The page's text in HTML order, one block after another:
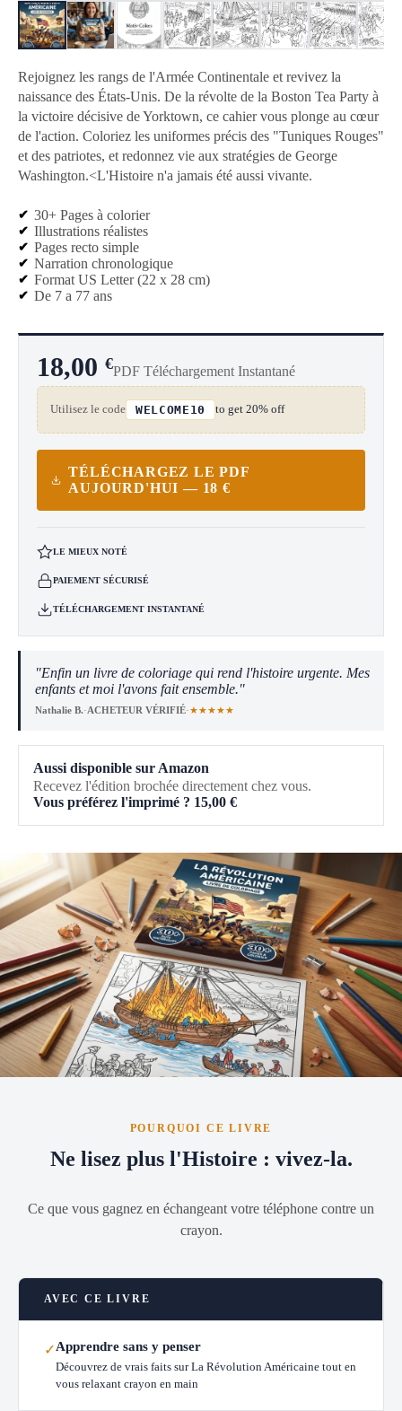
Rejoignez les rangs de l'Armée Continentale et revivez la
naissance des États-Unis. De la révolte de la Boston Tea Party à
la victoire décisive de Yorktown, ce cahier vous plonge au cœur
de l'action. Coloriez les uniformes précis des "Tuniques Rouges"
et des patriotes, et redonnez vie aux stratégies de George
Washington.<L'Histoire n'a jamais été aussi vivante.
30+ Pages à colorier
Illustrations réalistes
Pages recto simple
Narration chronologique
Format US Letter (22 x 28 cm)
De 7 a 77 ans
18,00 €PDF Téléchargement Instantané
Utilisez le code WELCOME10 to get 20% off
TÉLÉCHARGEZ LE PDF
AUJOURD'HUI — 18 €
LE MIEUX NOTÉ
PAIEMENT SÉCURISÉ
TÉLÉCHARGEMENT INSTANTANÉ
"Enfin un livre de coloriage qui rend l'histoire urgente. Mes
enfants et moi l'avons fait ensemble."
Nathalie B.·ACHETEUR VÉRIFIÉ·★★★★★
Aussi disponible sur Amazon
Recevez l'édition brochée directement chez vous.
Vous préférez l'imprimé ? 15,00 €
POURQUOI CE LIVRE
Ne lisez plus l'Histoire : vivez-la.
Ce que vous gagnez en échangeant votre téléphone contre un
crayon.
AVEC CE LIVRE
✓Apprendre sans y penser
Découvrez de vrais faits sur La Révolution Américaine tout en
vous relaxant crayon en main